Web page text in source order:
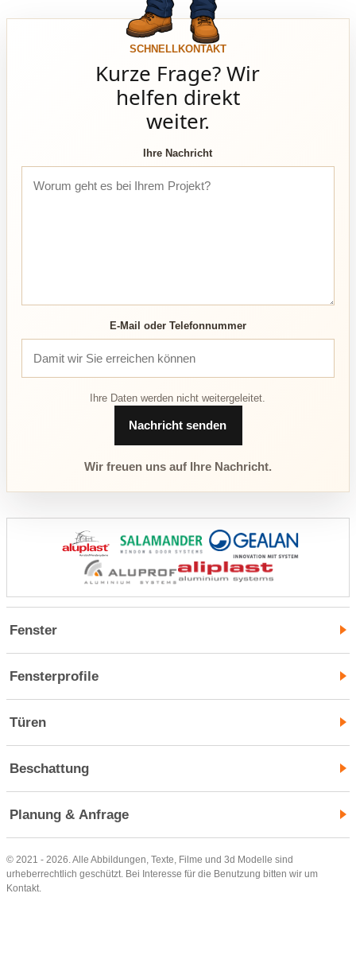
SCHNELLKONTAKT
Kurze Frage? Wir
helfen direkt
weiter.
Ihre Nachricht
E-Mail oder Telefonnummer
Ihre Daten werden nicht weitergeleitet.
Nachricht senden
Wir freuen uns auf Ihre Nachricht.
Fenster
Fensterprofile
Türen
Beschattung
Planung & Anfrage
© 2021 - 2026. Alle Abbildungen, Texte, Filme und 3d Modelle sind
urheberrechtlich geschützt. Bei Interesse für die Benutzung bitten wir um
Kontakt.